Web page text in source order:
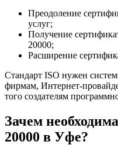
Преодоление
услуг;
Получение
20000;
Расширение
Стандарт ISO нужен
фирмам, Интернет-
того создателям
Зачем
20000 в Уфе?